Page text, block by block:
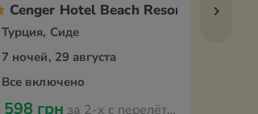
Cenger Hotel Beach Resort & Spa
Турция, Сиде
7 ночей, 29 августа
Все включено
грн за 2-х с перелётом из Оради